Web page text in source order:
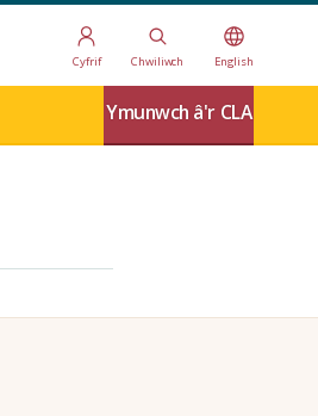
Cyfrif Chwiliwch English
Ymunwch â'r CLA